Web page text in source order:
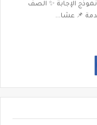
الإجابة ✨ الصف